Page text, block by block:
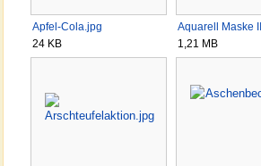
Apfel-Cola.jpg
24 KB
Aquarell Maske
1,21 MB